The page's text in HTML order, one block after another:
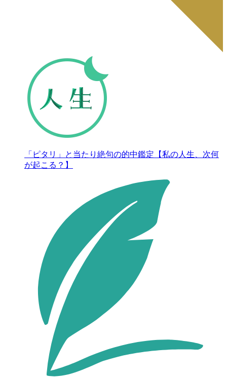
「ピタリ」と当たり絶句の的中鑑定【私の人生、次何
が起こる？】